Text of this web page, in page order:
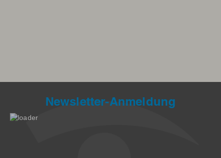
Newsletter-Anmeldung